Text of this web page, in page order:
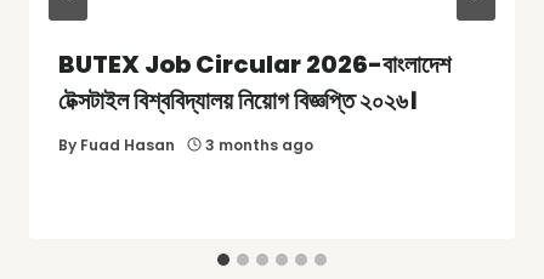
BUTEX Job Circular 2026-বাংলাদেশ
টেক্সটাইল বিশ্ববিদ্যালয় নিয়োগ বিজ্ঞপ্তি ২০২৬।
By Fuad Hasan 3 months ago